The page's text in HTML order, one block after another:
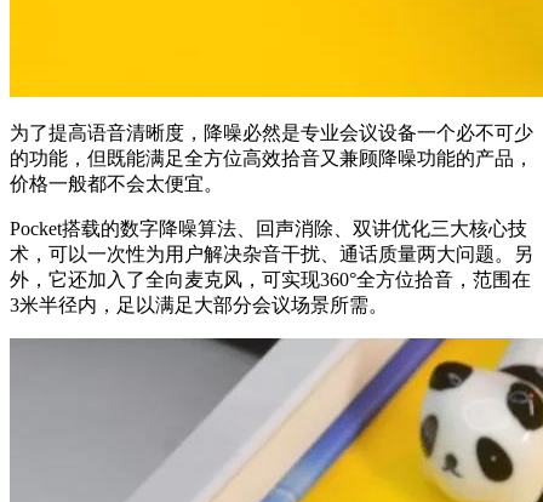
为了提高语音清晰度，降噪必然是专业会议设备一个必不可少
的功能，但既能满足全方位高效拾音又兼顾降噪功能的产品，
价格一般都不会太便宜。
Pocket搭载的数字降噪算法、回声消除、双讲优化三大核心技
术，可以一次性为用户解决杂音干扰、通话质量两大问题。另
外，它还加入了全向麦克风，可实现360°全方位拾音，范围在
3米半径内，足以满足大部分会议场景所需。